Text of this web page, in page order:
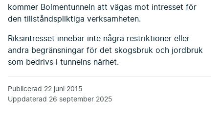
kommer Bolmentunneln att vägas mot intresset för
den tillståndspliktiga verksamheten.
Riksintresset innebär inte några restriktioner eller
andra begränsningar för det skogsbruk och jordbruk
som bedrivs i tunnelns närhet.
Publicerad 22 juni 2015
Uppdaterad 26 september 2025